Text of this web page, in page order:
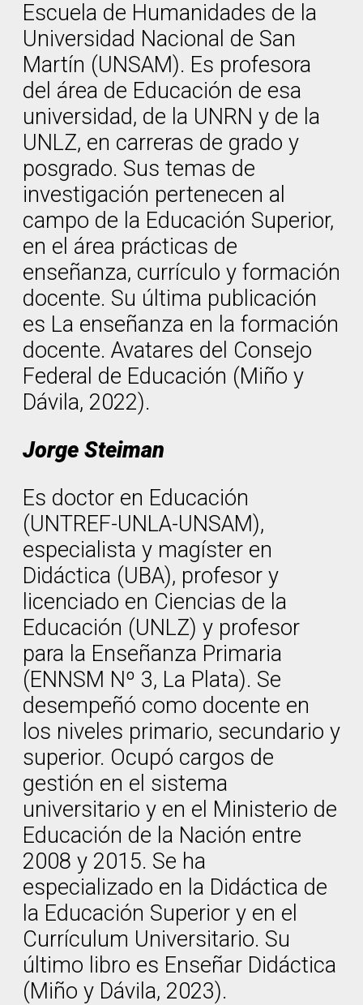
Escuela de Humanidades de la
Universidad Nacional de San
Martín (UNSAM). Es profesora
del área de Educación de esa
universidad, de la UNRN y de la
UNLZ, en carreras de grado y
posgrado. Sus temas de
investigación pertenecen al
campo de la Educación Superior,
en el área prácticas de
enseñanza, currículo y formación
docente. Su última publicación
es La enseñanza en la formación
docente. Avatares del Consejo
Federal de Educación (Miño y
Dávila, 2022).
Jorge Steiman
Es doctor en Educación
(UNTREF-UNLA-UNSAM),
especialista y magíster en
Didáctica (UBA), profesor y
licenciado en Ciencias de la
Educación (UNLZ) y profesor
para la Enseñanza Primaria
(ENNSM Nº 3, La Plata). Se
desempeñó como docente en
los niveles primario, secundario y
superior. Ocupó cargos de
gestión en el sistema
universitario y en el Ministerio de
Educación de la Nación entre
2008 y 2015. Se ha
especializado en la Didáctica de
la Educación Superior y en el
Currículum Universitario. Su
último libro es Enseñar Didáctica
(Miño y Dávila, 2023).